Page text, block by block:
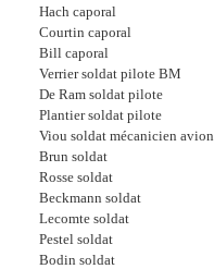
Hach caporal
Courtin caporal
Bill caporal
Verrier soldat pilote BM
De Ram soldat pilote
Plantier soldat pilote
Viou soldat mécanicien avion
Brun soldat
Rosse soldat
Beckmann soldat
Lecomte soldat
Pestel soldat
Bodin soldat